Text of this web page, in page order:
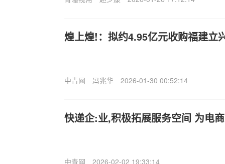
煌上煌!：拟约4.95亿元收购福建立
中青网 冯兆华 2026-01-30 00:52:14
快递企:业,积极拓展服务空间 为电
中青网 2026-02-02 19:33:14